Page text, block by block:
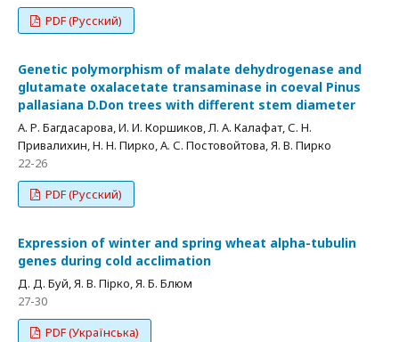
PDF (Русский)
Genetic polymorphism of malate dehydrogenase and
glutamate oxalacetate transaminase in coeval Pinus
pallasiana D.Don trees with different stem diameter
А. Р. Багдасарова, И. И. Коршиков, Л. А. Калафат, С. Н.
Привалихин, Н. Н. Пирко, А. С. Постовойтова, Я. В. Пирко
22-26
PDF (Русский)
Expression of winter and spring wheat alpha-tubulin
genes during cold acclimation
Д. Д. Буй, Я. В. Пірко, Я. Б. Блюм
27-30
PDF (Українська)